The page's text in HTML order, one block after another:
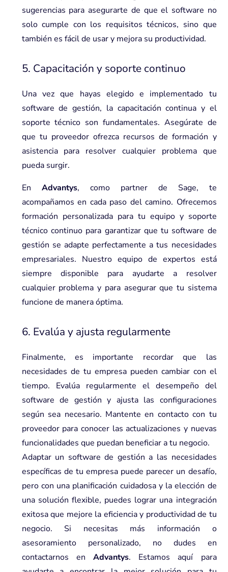
sugerencias para asegurarte de que el software no
solo cumple con los requisitos técnicos, sino que
también es fácil de usar y mejora su productividad.
5. Capacitación y soporte continuo
Una vez que hayas elegido e implementado tu
software de gestión, la capacitación continua y el
soporte técnico son fundamentales. Asegúrate de
que tu proveedor ofrezca recursos de formación y
asistencia para resolver cualquier problema que
pueda surgir.
En Advantys, como partner de Sage, te
acompañamos en cada paso del camino. Ofrecemos
formación personalizada para tu equipo y soporte
técnico continuo para garantizar que tu software de
gestión se adapte perfectamente a tus necesidades
empresariales. Nuestro equipo de expertos está
siempre disponible para ayudarte a resolver
cualquier problema y para asegurar que tu sistema
funcione de manera óptima.
6. Evalúa y ajusta regularmente
Finalmente, es importante recordar que las
necesidades de tu empresa pueden cambiar con el
tiempo. Evalúa regularmente el desempeño del
software de gestión y ajusta las configuraciones
según sea necesario. Mantente en contacto con tu
proveedor para conocer las actualizaciones y nuevas
funcionalidades que puedan beneficiar a tu negocio.
Adaptar un software de gestión a las necesidades
específicas de tu empresa puede parecer un desafío,
pero con una planificación cuidadosa y la elección de
una solución flexible, puedes lograr una integración
exitosa que mejore la eficiencia y productividad de tu
negocio. Si necesitas más información o
asesoramiento personalizado, no dudes en
contactarnos enAdvantys. Estamos aquí para